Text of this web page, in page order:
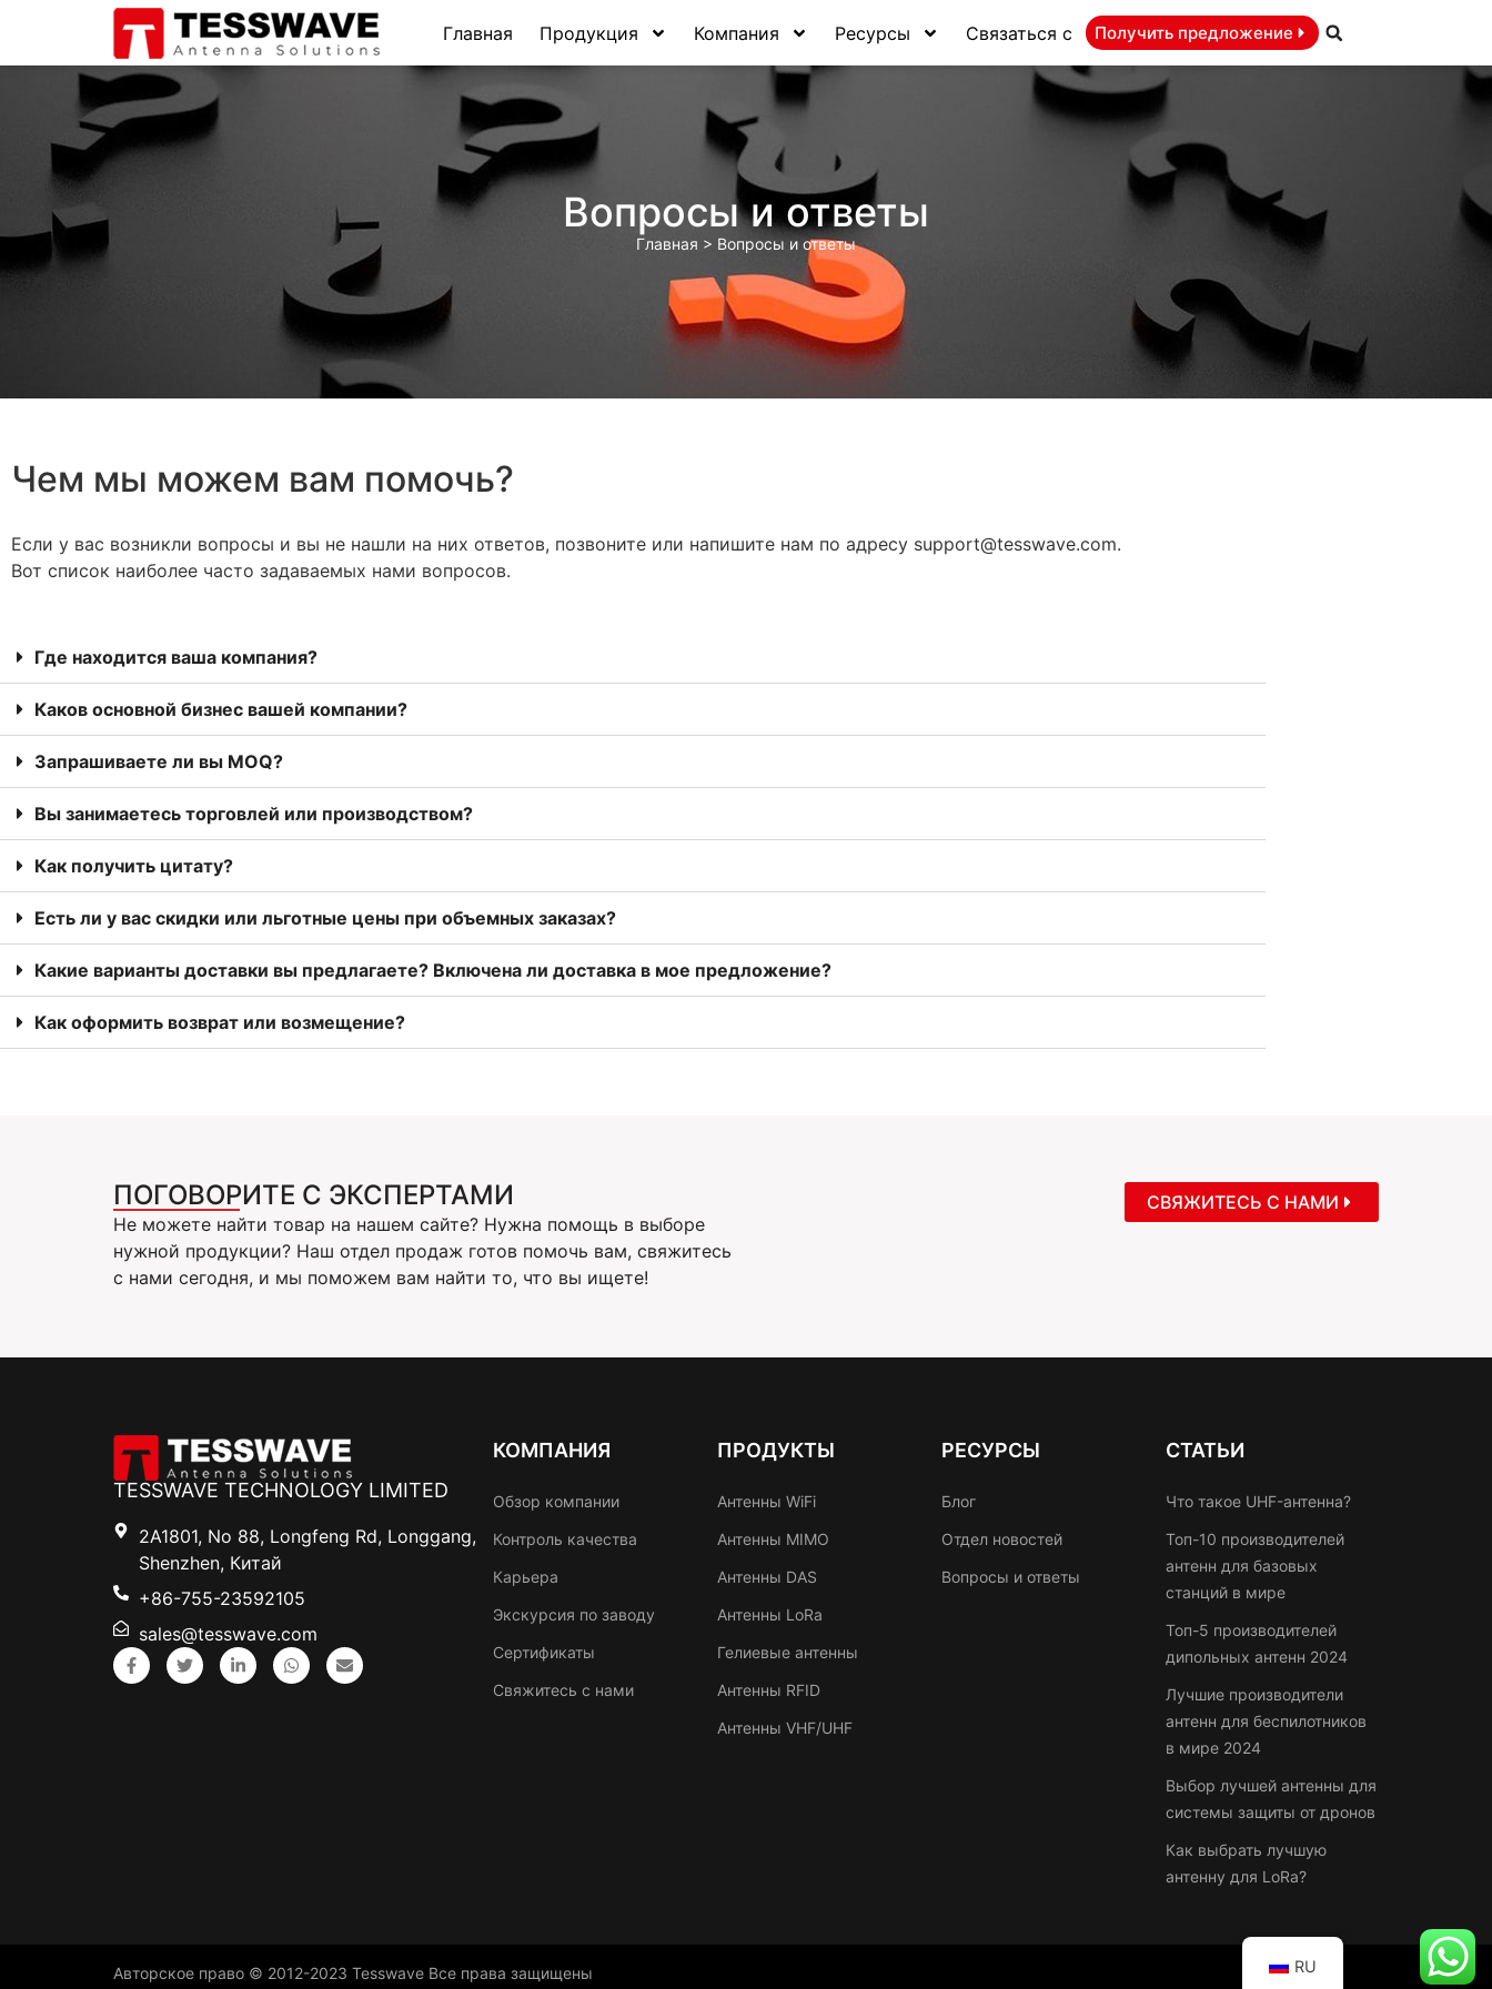
Главная Продукция Компания Ресурсы Связаться с Получить предложение
Вопросы и ответы
Главная > Вопросы и ответы
Чем мы можем вам помочь?
Если у вас возникли вопросы и вы не нашли на них ответов, позвоните или напишите нам по адресу support@tesswave.com.
Вот список наиболее часто задаваемых нами вопросов.
Где находится ваша компания?
Каков основной бизнес вашей компании?
Запрашиваете ли вы MOQ?
Вы занимаетесь торговлей или производством?
Как получить цитату?
Есть ли у вас скидки или льготные цены при объемных заказах?
Какие варианты доставки вы предлагаете? Включена ли доставка в мое предложение?
Как оформить возврат или возмещение?
ПОГОВОРИТЕ С ЭКСПЕРТАМИ
Не можете найти товар на нашем сайте? Нужна помощь в выборе
нужной продукции? Наш отдел продаж готов помочь вам, свяжитесь
с нами сегодня, и мы поможем вам найти то, что вы ищете!
СВЯЖИТЕСЬ С НАМИ
TESSWAVE TECHNOLOGY LIMITED
2A1801, No 88, Longfeng Rd, Longgang,
Shenzhen, Китай
+86-755-23592105
sales@tesswave.com
КОМПАНИЯ
Обзор компании
Контроль качества
Карьера
Экскурсия по заводу
Сертификаты
Свяжитесь с нами
ПРОДУКТЫ
Антенны WiFi
Антенны MIMO
Антенны DAS
Антенны LoRa
Гелиевые антенны
Антенны RFID
Антенны VHF/UHF
РЕСУРСЫ
Блог
Отдел новостей
Вопросы и ответы
СТАТЬИ
Что такое UHF-антенна?
Топ-10 производителей
антенн для базовых
станций в мире
Топ-5 производителей
дипольных антенн 2024
Лучшие производители
антенн для беспилотников
в мире 2024
Выбор лучшей антенны для
системы защиты от дронов
Как выбрать лучшую
антенну для LoRa?
Авторское право © 2012-2023 Tesswave Все права защищены RU